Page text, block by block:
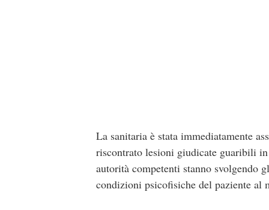
La sanitaria è stata immediatamente
riscontrato lesioni giudicate guaribili
autorità competenti stanno svolgendo
condizioni psicofisiche del paziente al